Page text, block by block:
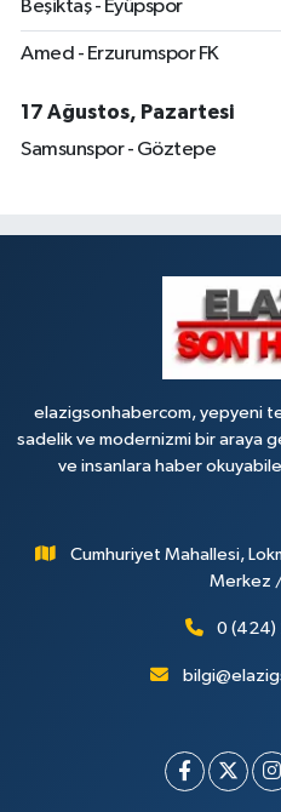
Beşiktaş - Eyüpspor
Amed - Erzurumspor FK
17 Ağustos, Pazartesi
Samsunspor - Göztepe
elazigsonhabercom, yepyeni
sadelik ve modernizmi bir araya
ve insanlara haber
Cumhuriyet Mahallesi,
Merkez /
0 (424)